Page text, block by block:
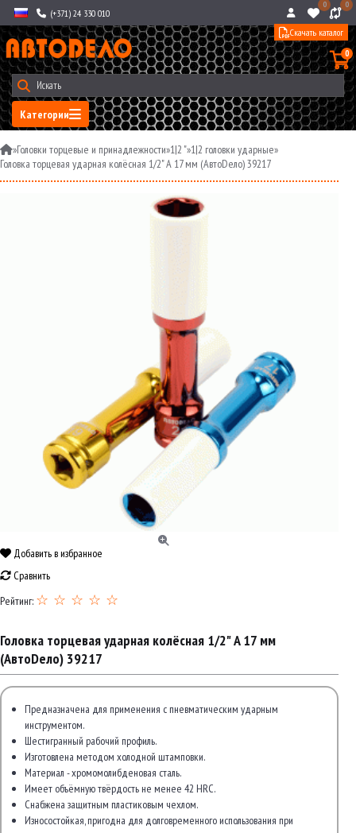
(+371) 24 330 010
0 0
Категории
0
Скачать каталог
»Головки торцевые и принадлежности»1|2 "»1|2 головки ударные»
Головка торцевая ударная колёсная 1/2" A 17 мм (АвтоDело) 39217
Добавить в избранное
Сравнить
Рейтинг: ☆ ☆ ☆ ☆ ☆
Головка торцевая ударная колёсная 1/2" A 17 мм
(АвтоDело) 39217
Предназначена для применения с пневматическим ударным
инструментом.
Шестигранный рабочий профиль.
Изготовлена методом холодной штамповки.
Материал - хромомолибденовая сталь.
Имеет объёмную твёрдость не менее 42 HRC.
Снабжена защитным пластиковым чехлом.
Износостойкая, пригодна для долговременного использования при